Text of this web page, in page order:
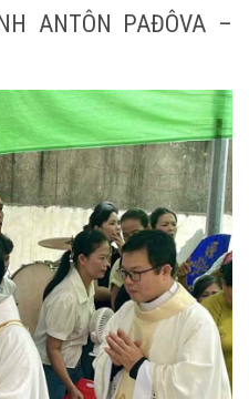
ANTÔN PAĐÔVA –